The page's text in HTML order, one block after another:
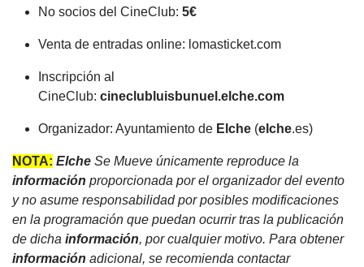
No socios del CineClub: 5€
Venta de entradas online: lomasticket.com
Inscripción al
CineClub: cineclubluisbunuel.elche.com
Organizador: Ayuntamiento de Elche (elche.es)
NOTA: Elche Se Mueve únicamente reproduce la
información proporcionada por el organizador del evento
y no asume responsabilidad por posibles modificaciones
en la programación que puedan ocurrir tras la publicación
de dicha información, por cualquier motivo. Para obtener
información adicional, se recomienda contactar